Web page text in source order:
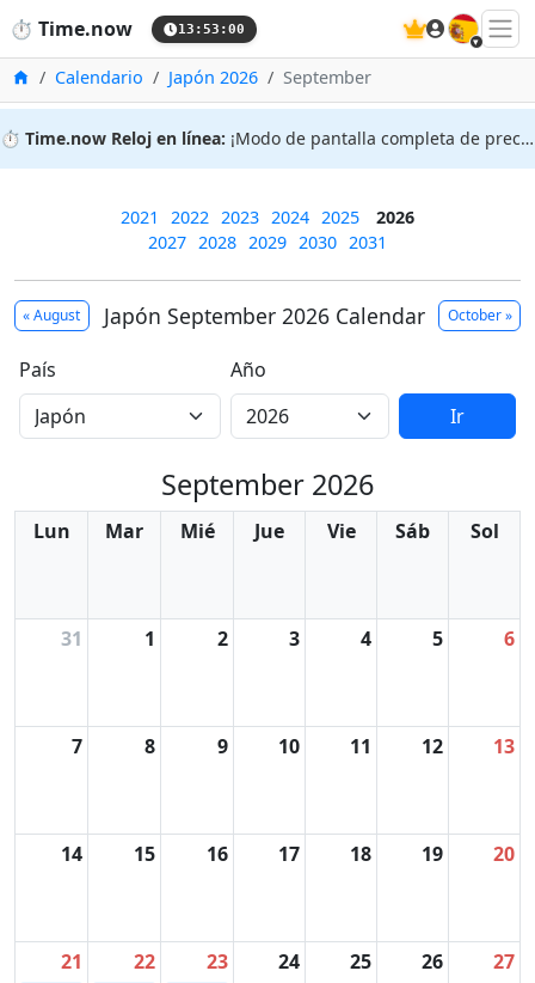
⏱️ Time.now 13:53:01 🇪🇸
InicioCalendario Japón 2026 September
⏱️ Time.now Reloj en línea: ¡Modo de pantalla completa de precisión!
2021 2022 2023 2024 2025
2026
2027 2028 2029 2030 2031
« August Japón September 2026 Calendar October »
País
Año
Ir
September 2026
Lun Mar Mié Jue Vie Sáb Sol
31 1 2 3 4 5 6
7 8 9 10 11 12 13
14 15 16 17 18 19 20
21 22 23 24 25 26 27